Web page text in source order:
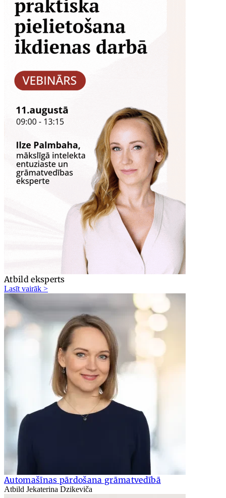
Atbild eksperts
Lasīt vairāk >
Automašīnas pārdošana grāmatvedībā
Atbild Jekaterina Dzikeviča